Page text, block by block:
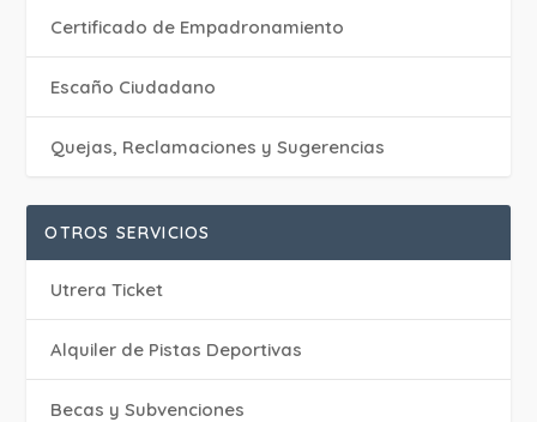
Certificado de Empadronamiento
Escaño Ciudadano
Quejas, Reclamaciones y Sugerencias
OTROS SERVICIOS
Utrera Ticket
Alquiler de Pistas Deportivas
Becas y Subvenciones